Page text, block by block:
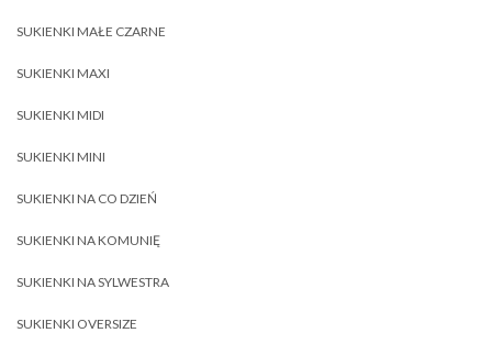
SUKIENKI MAŁE CZARNE
SUKIENKI MAXI
SUKIENKI MIDI
SUKIENKI MINI
SUKIENKI NA CO DZIEŃ
SUKIENKI NA KOMUNIĘ
SUKIENKI NA SYLWESTRA
SUKIENKI OVERSIZE